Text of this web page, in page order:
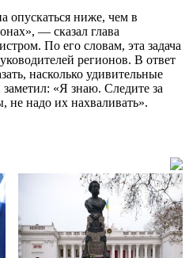
опускаться ниже, чем в
— сказал глава
По его словам, эта задача
регионов. В ответ
насколько удивительные
«Я знаю. Следите за
не надо их нахваливать».